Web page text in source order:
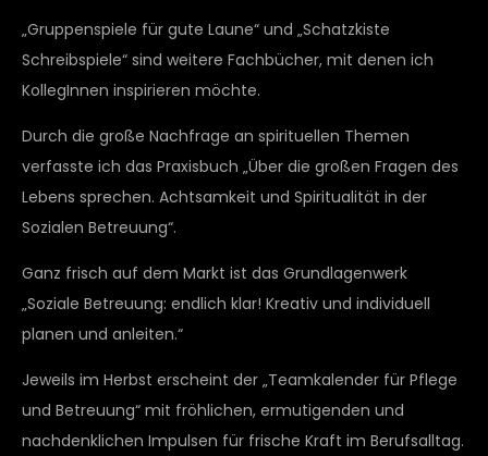
„Gruppenspiele für gute Laune“ und „Schatzkiste
Schreibspiele“ sind weitere Fachbücher, mit denen ich
KollegInnen inspirieren möchte.
Durch die große Nachfrage an spirituellen Themen
verfasste ich das Praxisbuch „Über die großen Fragen des
Lebens sprechen. Achtsamkeit und Spiritualität in der
Sozialen Betreuung“.
Ganz frisch auf dem Markt ist das Grundlagenwerk
„Soziale Betreuung: endlich klar! Kreativ und individuell
planen und anleiten.“
Jeweils im Herbst erscheint der „Teamkalender für Pflege
und Betreuung“ mit fröhlichen, ermutigenden und
nachdenklichen Impulsen für frische Kraft im Berufsalltag.